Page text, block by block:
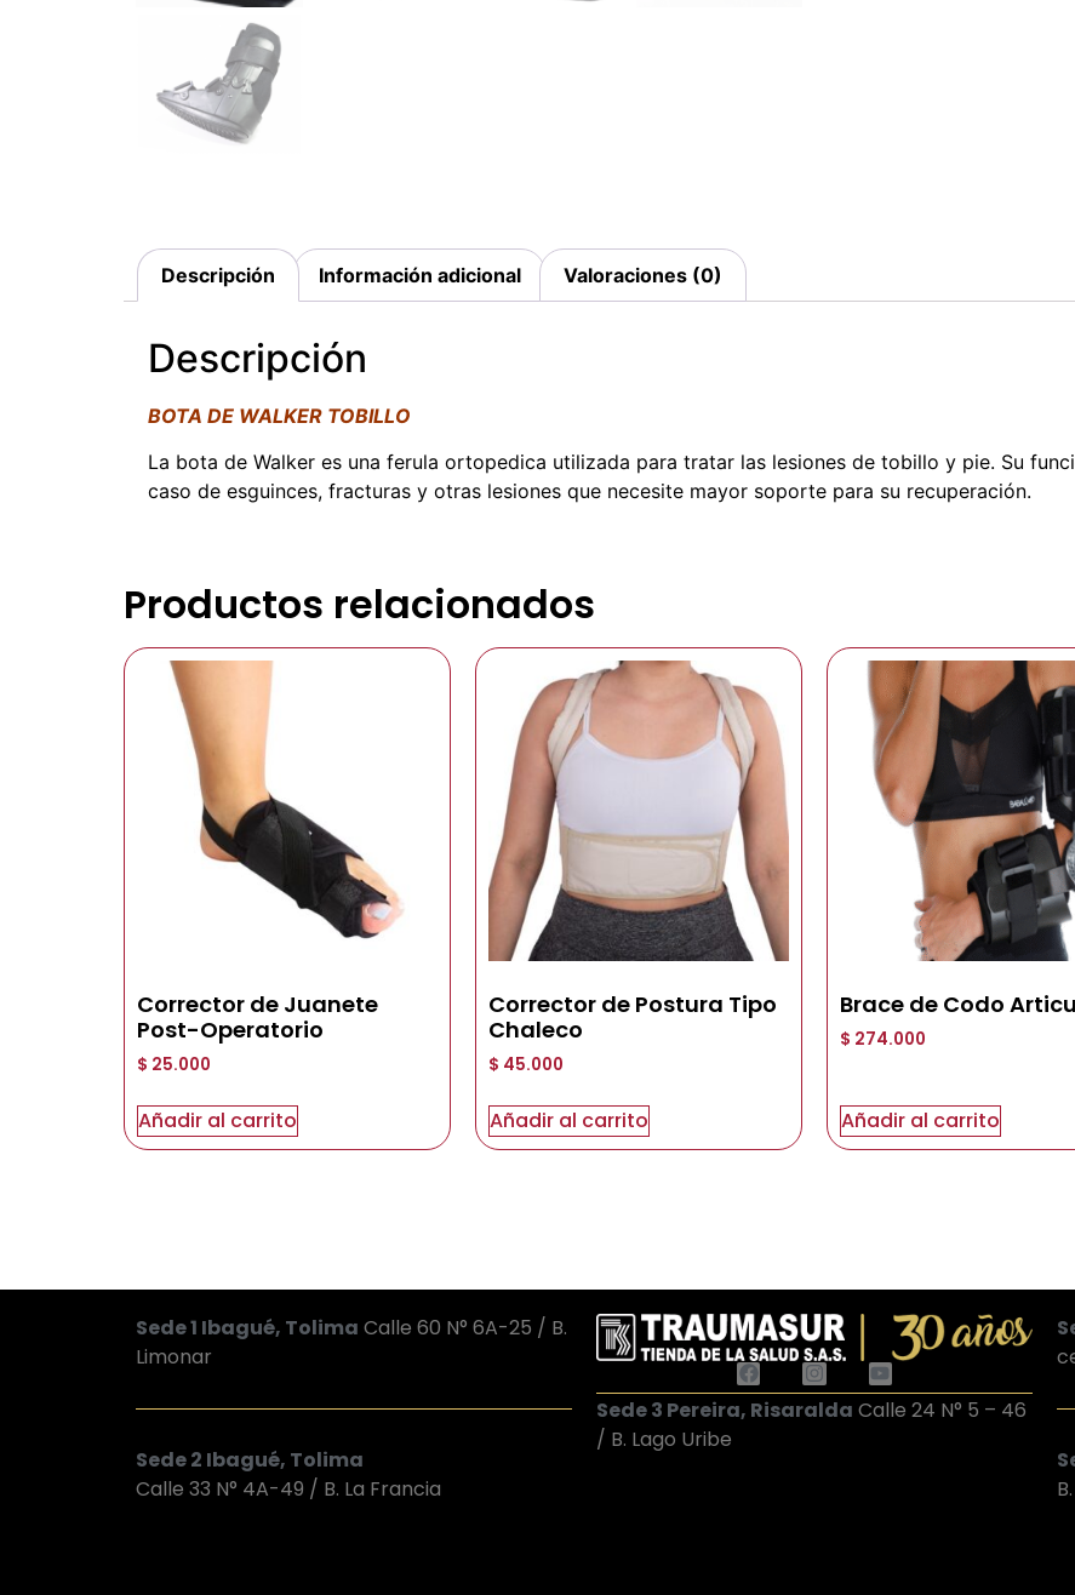
Descripción Información adicional Valoraciones (0)
Descripción
BOTA DE WALKER TOBILLO
La bota de Walker es una ferula ortopedica utilizada para tratar las lesiones de tobillo y pie. Su
caso de esguinces, fracturas y otras lesiones que necesite mayor soporte para su recuperación.
Productos relacionados
Corrector de Juanete
Post-Operatorio
$ 25.000
Añadir al carrito
Corrector de Postura Tipo
Chaleco
$ 45.000
Añadir al carrito
Brace de Codo
$ 274.000
Añadir al carrito
Sede 1 Ibagué, Tolima Calle 60 N° 6A-25 / B.
Limonar
Sede 2 Ibagué, Tolima
Calle 33 N° 4A-49 / B. La Francia
Sede 3 Pereira, Risaralda Calle 24 N° 5 – 46
/ B. Lago Uribe